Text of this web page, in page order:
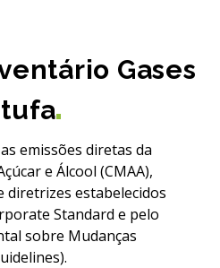
Gases
emissões diretas da
e Álcool (CMAA),
diretrizes estabelecidos
Standard e pelo
sobre Mudanças